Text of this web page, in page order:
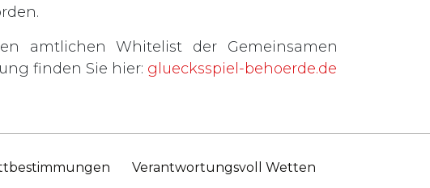
amtlichen Whitelist der Gemeinsamen
finden Sie hier: gluecksspiel-behoerde.de
Verantwortungsvoll Wetten